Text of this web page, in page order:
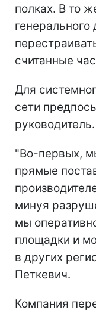
полках. В то
генерального
считанные
Для
сети
руководитель.
"Во-первых,
прямые
минуя
мы
площадки и
в других
Петкевич.
Компания